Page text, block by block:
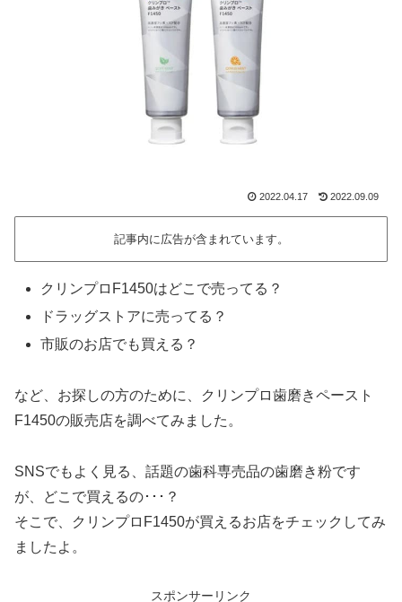
2022.04.17 2022.09.09
記事内に広告が含まれています。
クリンプロF1450はどこで売ってる？
ドラッグストアに売ってる？
市販のお店でも買える？
など、お探しの方のために、クリンプロ歯磨きペースト
F1450の販売店を調べてみました。
SNSでもよく見る、話題の歯科専売品の歯磨き粉です
が、どこで買えるの･･･？
そこで、クリンプロF1450が買えるお店をチェックしてみ
ましたよ。
スポンサーリンク